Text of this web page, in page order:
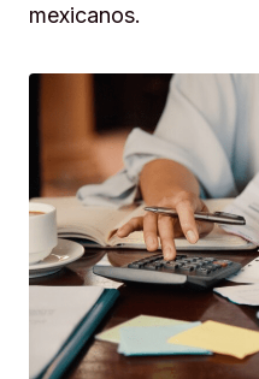
mexicanos.